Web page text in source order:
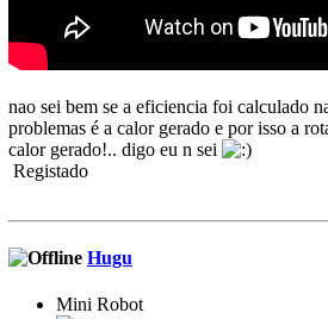
nao sei bem se a eficiencia foi calculado
problemas é a calor gerado e por isso a
calor gerado!.. digo eu n sei
Registado
Hugu
Mini Robot